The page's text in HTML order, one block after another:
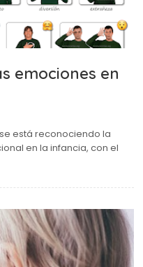
emociones en
está reconociendo la
en la infancia, con el